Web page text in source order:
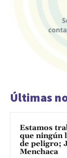
Últimas
Estamos
que ningún
de peligro;
Menchaca